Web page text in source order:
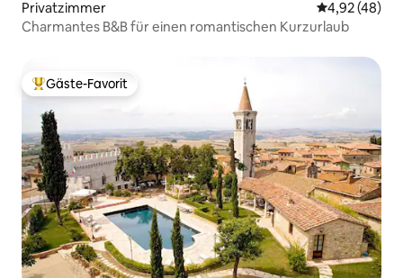
Privatzimmer
4,92 (48)
Charmantes B&B für einen romantischen Kurzurlaub
Beliebter Gäste-Favorit.
Gäste-Favorit